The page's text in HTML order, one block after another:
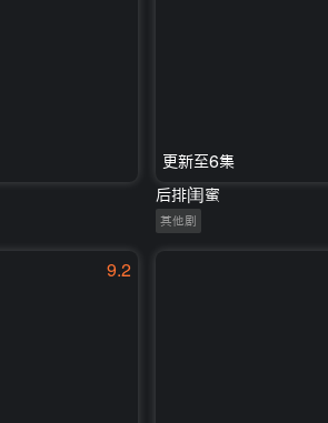
更新至6集
后排闺蜜
其他剧
9.2